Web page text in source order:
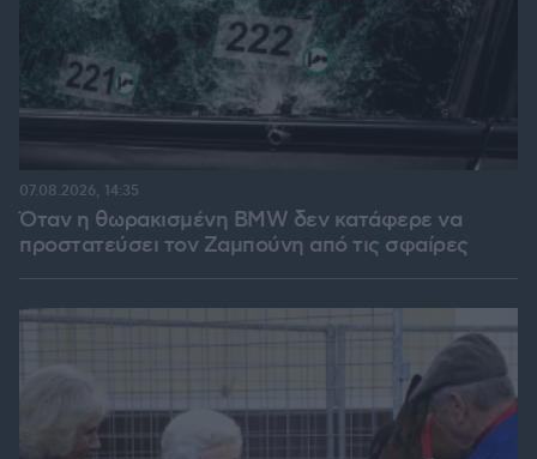
Όταν η θωρακισμένη BMW δεν κατάφερε να
προστατεύσει τον Ζαμπούνη από τις σφαίρες
07.08.2026, 14:35